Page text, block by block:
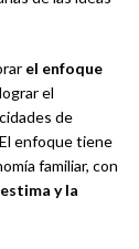
el enfoque
el
de
enfoque tiene
familiar, con
y la